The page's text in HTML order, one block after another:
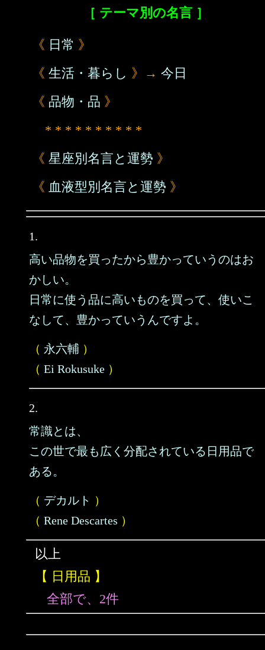
［ テーマ別の名言 ］
《 日常 》
《 生活・暮らし 》→ 今日
《 品物・品 》
* * * * * * * * * *
《 星座別名言と運勢 》
《 血液型別名言と運勢 》
1.
高い品物を買ったから豊かっていうのはお
かしい。
日常に使う品に高いものを買って、使いこ
なして、豊かっていうんですよ。
（ 永六輔 ）
（ Ei Rokusuke ）
2.
常識とは、
この世で最も広く分配されている日用品で
ある。
（ デカルト ）
（ Rene Descartes ）
以上
【 日用品 】
全部で、2件